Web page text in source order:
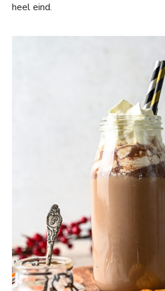
heel eind.